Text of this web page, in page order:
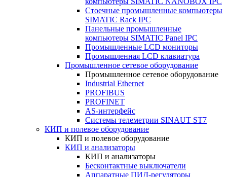
Стоечные промышленные компьютеры
SIMATIC Rack IPC
Панельные промышленные
компьютеры SIMATIC Panel IPC
Промышленные LCD мониторы
Промышленная LCD клавиатура
Промышленное сетевое оборудование
Промышленное сетевое оборудование
Industrial Ethernet
PROFIBUS
PROFINET
AS-интерфейс
Системы телеметрии SINAUT ST7
КИП и полевое оборудование
КИП и полевое оборудование
КИП и анализаторы
КИП и анализаторы
Бесконтактные выключатели
Аппаратные ПИД-регуляторы